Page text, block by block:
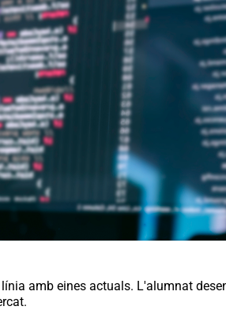
amb eines actuals. L'alumnat